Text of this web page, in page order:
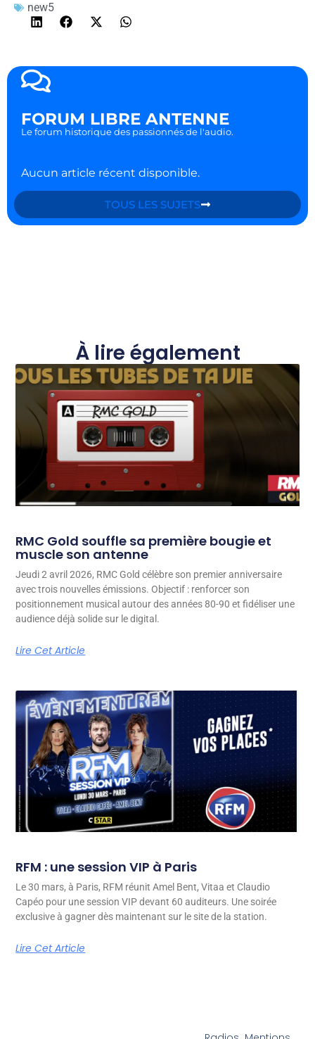
new5
FORUM LIBRE ANTENNE
Le forum historique des passionnés de l'audio.
Aucun article récent disponible.
TOUS LES SUJETS
À lire également
RMC Gold souffle sa première bougie et
muscle son antenne
Jeudi 2 avril 2026, RMC Gold célèbre son premier anniversaire
avec trois nouvelles émissions. Objectif : renforcer son
positionnement musical autour des années 80-90 et fidéliser une
audience déjà solide sur le digital.
Lire Cet Article
RFM : une session VIP à Paris
Le 30 mars, à Paris, RFM réunit Amel Bent, Vitaa et Claudio
Capéo pour une session VIP devant 60 auditeurs. Une soirée
exclusive à gagner dès maintenant sur le site de la station.
Lire Cet Article